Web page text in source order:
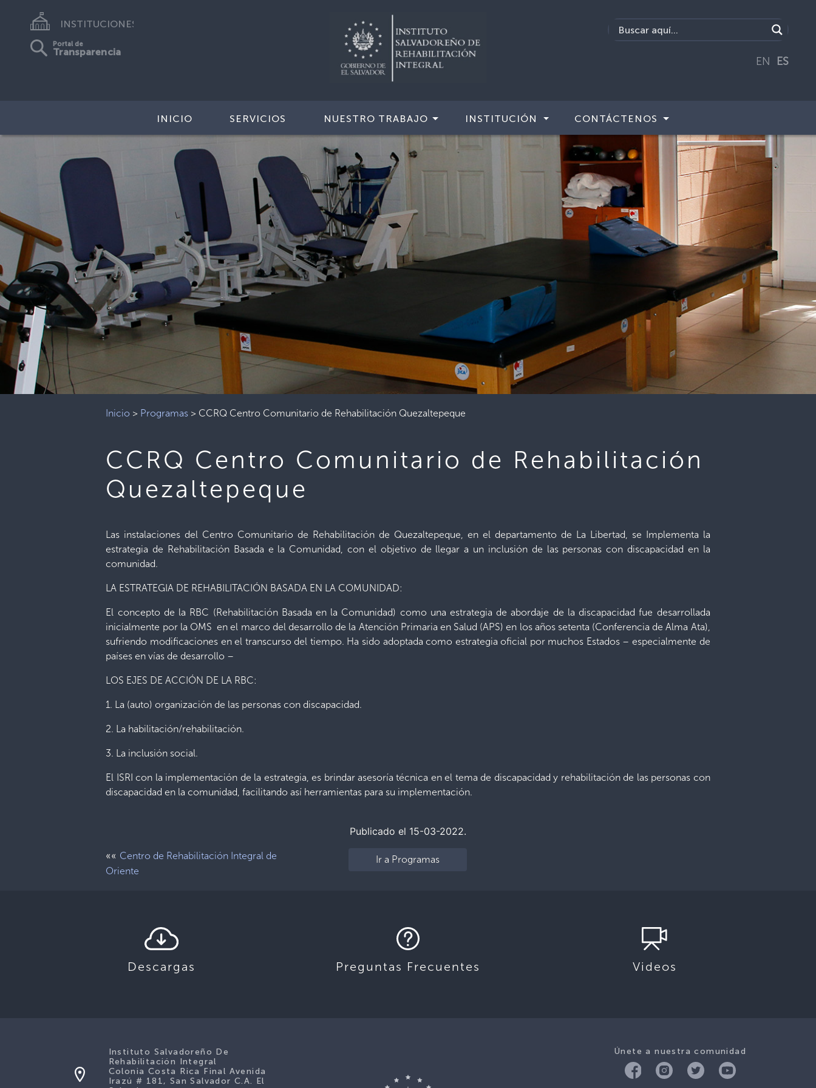
INSTITUCIONES
Portal de
Transparencia
EN ES
INICIO SERVICIOS NUESTRO TRABAJO INSTITUCIÓN CONTÁCTENOS
Inicio > Programas > CCRQ Centro Comunitario de Rehabilitación Quezaltepeque
CCRQ Centro Comunitario de Rehabilitación
Quezaltepeque
Las instalaciones del Centro Comunitario de Rehabilitación de Quezaltepeque, en el departamento de La Libertad, se Implementa la
estrategia de Rehabilitación Basada e la Comunidad, con el objetivo de llegar a un inclusión de las personas con discapacidad en la
comunidad.
LA ESTRATEGIA DE REHABILITACIÓN BASADA EN LA COMUNIDAD:
El concepto de la RBC (Rehabilitación Basada en la Comunidad) como una estrategia de abordaje de la discapacidad fue desarrollada
inicialmente por la OMS en el marco del desarrollo de la Atención Primaria en Salud (APS) en los años setenta (Conferencia de Alma Ata),
sufriendo modificaciones en el transcurso del tiempo. Ha sido adoptada como estrategia oficial por muchos Estados – especialmente de
países en vías de desarrollo –
LOS EJES DE ACCIÓN DE LA RBC:
1. La (auto) organización de las personas con discapacidad.
2. La habilitación/rehabilitación.
3. La inclusión social.
​El ISRI con la implementación de la estrategia, es brindar asesoría técnica en el tema de discapacidad y rehabilitación de las personas con
discapacidad en la comunidad, facilitando así herramientas para su implementación.
Publicado el 15-03-2022.
«« Centro de Rehabilitación Integral de
Oriente
Ir a Programas
Descargas Preguntas Frecuentes Videos
Únete a nuestra comunidad
Instituto Salvadoreño De
Rehabilitación Integral
Colonia Costa Rica Final Avenida
Irazú # 181, San Salvador C.A. El